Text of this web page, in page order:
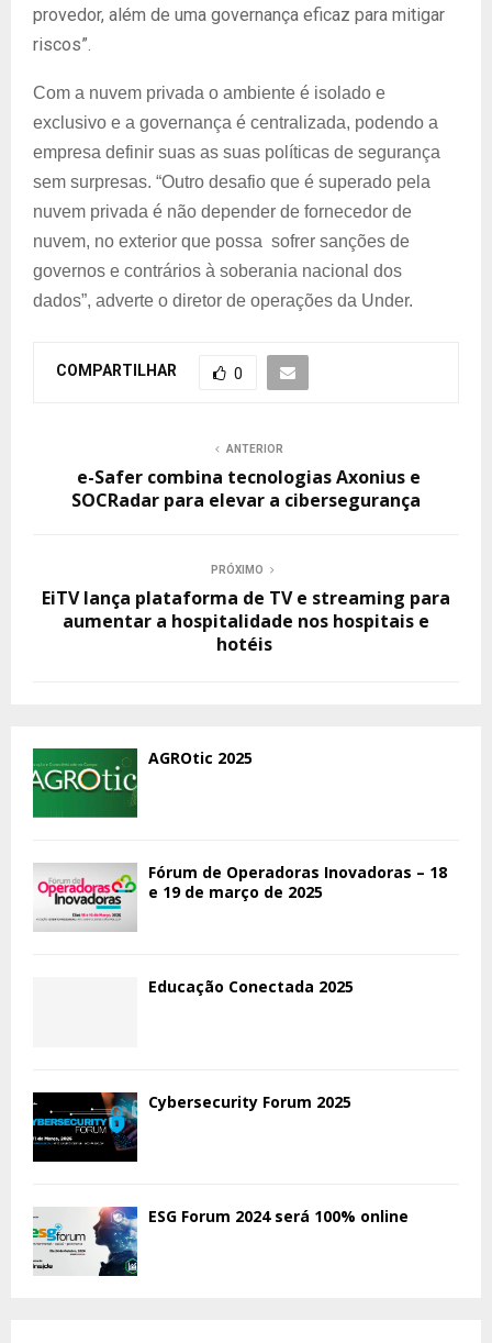
provedor, além de uma governança eficaz para mitigar
riscos”.
Com a nuvem privada o ambiente é isolado e
exclusivo e a governança é centralizada, podendo a
empresa definir suas as suas políticas de segurança
sem surpresas. “Outro desafio que é superado pela
nuvem privada é não depender de fornecedor de
nuvem, no exterior que possa sofrer sanções de
governos e contrários à soberania nacional dos
dados”, adverte o diretor de operações da Under.
COMPARTILHAR 0
ANTERIOR
e-Safer combina tecnologias Axonius e
SOCRadar para elevar a cibersegurança
PRÓXIMO
EiTV lança plataforma de TV e streaming para
aumentar a hospitalidade nos hospitais e
hotéis
AGROtic 2025
Fórum de Operadoras Inovadoras – 18
e 19 de março de 2025
Educação Conectada 2025
Cybersecurity Forum 2025
ESG Forum 2024 será 100% online